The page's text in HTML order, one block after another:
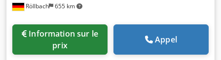
Röllbach 655 km
prix
Appel